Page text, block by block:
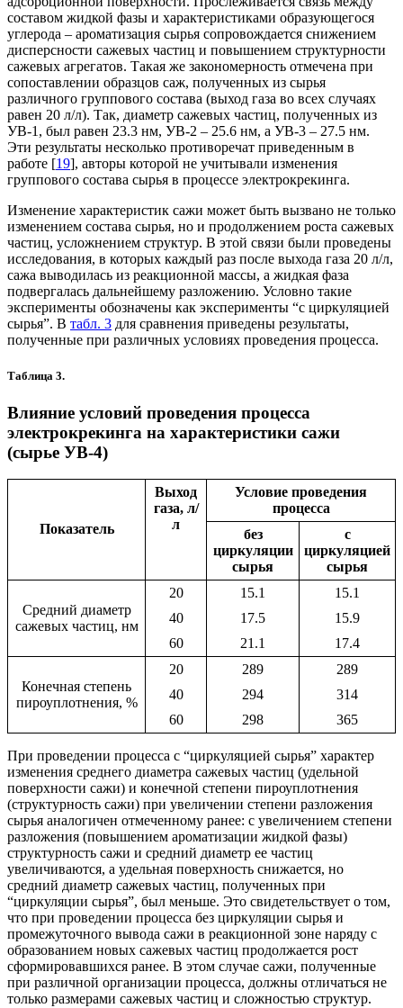
составом жидкой фазы и характеристиками образующегося
углерода – ароматизация сырья сопровождается снижением
дисперсности сажевых частиц и повышением структурности
сажевых агрегатов. Такая же закономерность отмечена при
сопоставлении образцов саж, полученных из сырья
различного группового состава (выход газа во всех случаях
равен 20 л/л). Так, диаметр сажевых частиц, полученных из
УВ-1, был равен 23.3 нм, УВ-2 – 25.6 нм, а УВ-3 – 27.5 нм.
Эти результаты несколько противоречат приведенным в
работе [19], авторы которой не учитывали изменения
группового состава сырья в процессе электрокрекинга.
Изменение характеристик сажи может быть вызвано не только
изменением состава сырья, но и продолжением роста сажевых
частиц, усложнением структур. В этой связи были проведены
исследования, в которых каждый раз после выхода газа 20 л/л,
сажа выводилась из реакционной массы, а жидкая фаза
подвергалась дальнейшему разложению. Условно такие
эксперименты обозначены как эксперименты “с циркуляцией
сырья”. В табл. 3 для сравнения приведены результаты,
полученные при различных условиях проведения процесса.
Таблица 3.
Влияние условий проведения процесса
электрокрекинга на характеристики сажи
(сырье УВ-4)
Показатель
Выход
газа, л/
л
Условие проведения
процесса
без
циркуляции
сырья
с
циркуляцией
сырья
Средний диаметр
сажевых частиц, нм
20 15.1
15.1
40
17.5
15.9
60
21.1 17.4
Конечная степень
пироуплотнения, %
20 289
289
40
294
314
60
298 365
При проведении процесса с “циркуляцией сырья” характер
изменения среднего диаметра сажевых частиц (удельной
поверхности сажи) и конечной степени пироуплотнения
(структурность сажи) при увеличении степени разложения
сырья аналогичен отмеченному ранее: с увеличением степени
разложения (повышением ароматизации жидкой фазы)
структурность сажи и средний диаметр ее частиц
увеличиваются, а удельная поверхность снижается, но
средний диаметр сажевых частиц, полученных при
“циркуляции сырья”, был меньше. Это свидетельствует о том,
что при проведении процесса без циркуляции сырья и
промежуточного вывода сажи в реакционной зоне наряду с
образованием новых сажевых частиц продолжается рост
сформировавшихся ранее. В этом случае сажи, полученные
при различной организации процесса, должны отличаться не
только размерами сажевых частиц и сложностью структур.